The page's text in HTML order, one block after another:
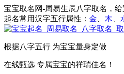
宝宝取名网-周易生辰八字取名，给
起名常用汉字五行属性： 金 木
根据八字五行 为宝宝量身定做
在线甄选 专属宝宝的祥瑞佳名！